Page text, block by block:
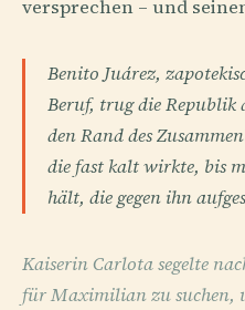
versprechen – und
Benito Juárez,
Beruf, trug die
den Rand des
die fast kalt wirkte, bis
hält, die gegen ihn
Kaiserin Carlota segelte
für Maximilian zu suchen,